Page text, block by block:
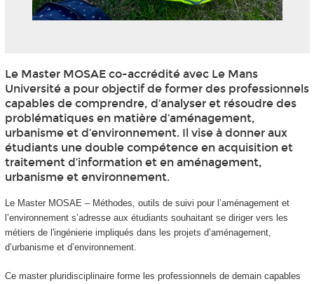
Le Master MOSAE co-accrédité avec Le Mans
Université a pour objectif de former des professionnels
capables de comprendre, d’analyser et résoudre des
problématiques en matière d’aménagement,
urbanisme et d’environnement. Il vise à donner aux
étudiants une double compétence en acquisition et
traitement d’information et en aménagement,
urbanisme et environnement.
Le Master MOSAE – Méthodes, outils de suivi pour l’aménagement et
l’environnement s’adresse aux étudiants souhaitant se diriger vers les
métiers de l'ingénierie impliqués dans les projets d’aménagement,
d’urbanisme et d’environnement.
Ce master pluridisciplinaire forme les professionnels de demain capables